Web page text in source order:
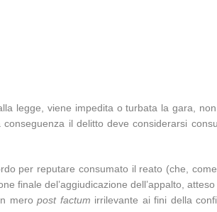
legge, viene impedita o turbata la gara,
il delitto deve considerarsi
per reputare consumato il reato (che,
finale del’aggiudicazione dell’appalto,
meropost factum irrilevante ai fini della